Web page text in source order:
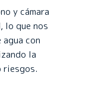
y cámara
lo que nos
con
la
riesgos.